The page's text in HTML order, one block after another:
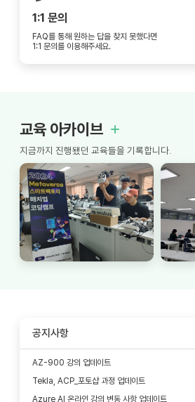
1:1 문의
FAQ를 통해 원하는 답을 찾지 못했다면
1:1 문의를 이용해주세요.
교육 아카이브
지금까지 진행됐던 교육들을 기록합니다.
공지사항
AZ-900 강의 업데이트
Tekla, ACP_포토샵 과정 업데이트
Azure AI 온라인 강의 변동 사항 업데이트